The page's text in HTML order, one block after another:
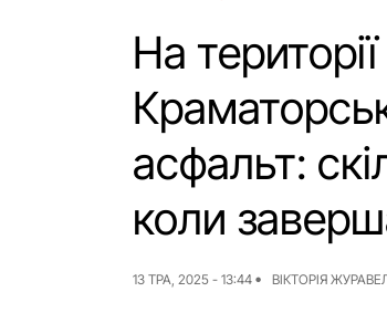
На
асфальт:
коли
13 ТРА, 2025 - 13:44 ВІКТОРІЯ